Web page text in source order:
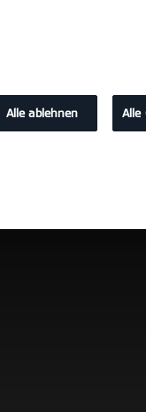
Probefahrt / Angebot
Alle ablehnen Alle